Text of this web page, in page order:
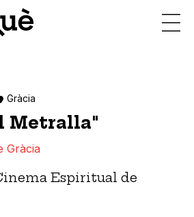
Gràcia
Metralla"
Gràcia
Espiritual de